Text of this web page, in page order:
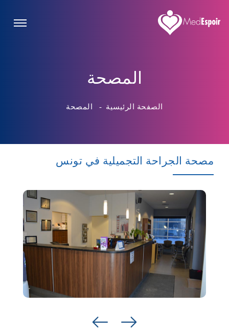
المصحة
الصفحة الرئيسية - المصحة
مصحة الجراحة التجميلية في تونس